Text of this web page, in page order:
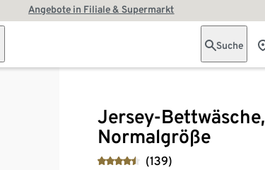
Angebote in Filiale & Supermarkt
Suche
Jersey-Bettwäsche,
Normalgröße
(139)